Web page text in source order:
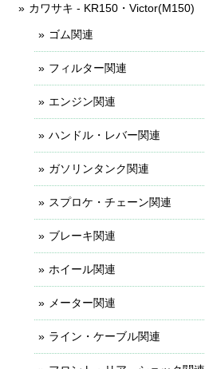
カワサキ - KR150・Victor(M150)
ゴム関連
フィルター関連
エンジン関連
ハンドル・レバー関連
ガソリンタンク関連
スプロケ・チェーン関連
ブレーキ関連
ホイール関連
メーター関連
ライン・ケーブル関連